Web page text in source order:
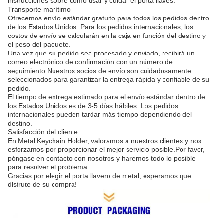
Transporte marítimo
Ofrecemos envío estándar gratuito para todos los pedidos dentro
de los Estados Unidos. Para los pedidos internacionales, los
costos de envío se calcularán en la caja en función del destino y
el peso del paquete.
Una vez que su pedido sea procesado y enviado, recibirá un
correo electrónico de confirmación con un número de
seguimiento.Nuestros socios de envío son cuidadosamente
seleccionados para garantizar la entrega rápida y confiable de su
pedido.
El tiempo de entrega estimado para el envío estándar dentro de
los Estados Unidos es de 3-5 días hábiles. Los pedidos
internacionales pueden tardar más tiempo dependiendo del
destino.
Satisfacción del cliente
En Metal Keychain Holder, valoramos a nuestros clientes y nos
esforzamos por proporcionar el mejor servicio posible.Por favor,
póngase en contacto con nosotros y haremos todo lo posible
para resolver el problema.
Gracias por elegir el porta llavero de metal, esperamos que
disfrute de su compra!